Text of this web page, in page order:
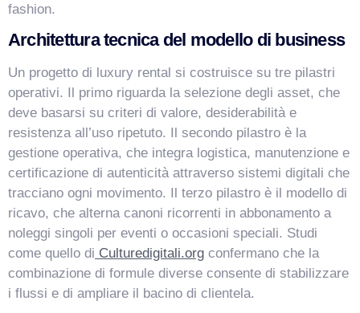
fashion.
Architettura tecnica del modello di business
Un progetto di luxury rental si costruisce su tre pilastri
operativi. Il primo riguarda la selezione degli asset, che
deve basarsi su criteri di valore, desiderabilità e
resistenza all’uso ripetuto. Il secondo pilastro è la
gestione operativa, che integra logistica, manutenzione e
certificazione di autenticità attraverso sistemi digitali che
tracciano ogni movimento. Il terzo pilastro è il modello di
ricavo, che alterna canoni ricorrenti in abbonamento a
noleggi singoli per eventi o occasioni speciali. Studi
come quello di Culturedigitali.org confermano che la
combinazione di formule diverse consente di stabilizzare
i flussi e di ampliare il bacino di clientela.